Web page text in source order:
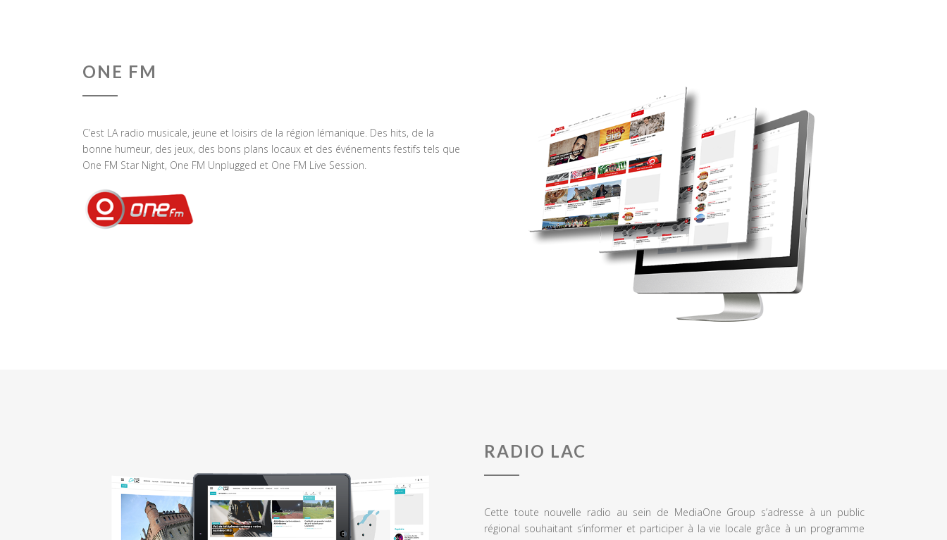
ONE FM
C’est LA radio musicale, jeune et loisirs de la région lémanique. Des hits, de la
bonne humeur, des jeux, des bons plans locaux et des événements festifs tels que
One FM Star Night, One FM Unplugged et One FM Live Session.
RADIO LAC
Cette toute nouvelle radio au sein de MediaOne Group s’adresse à un public
régional souhaitant s’informer et participer à la vie locale grâce à un programme